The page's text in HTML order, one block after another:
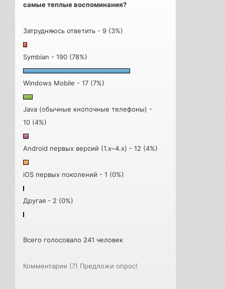
самые теплые воспоминания?
Затрудняюсь ответить - 9 (3%)
Symbian - 190 (78%)
Windows Mobile - 17 (7%)
Java (обычные кнопочные телефоны) -
10 (4%)
Android первых версий (1.x–4.x) - 12 (4%)
iOS первых поколений - 1 (0%)
Другая - 2 (0%)
Всего голосовало 241 человек
Комментарии (7) Предложи опрос!